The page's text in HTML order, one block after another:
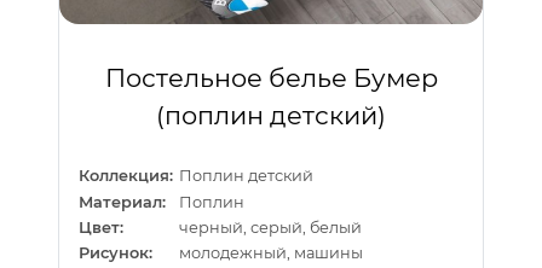
Постельное белье Бумер
(поплин детский)
Коллекция: Поплин детский
Материал:
Поплин
Цвет:
черный, серый, белый
Рисунок:
молодежный, машины